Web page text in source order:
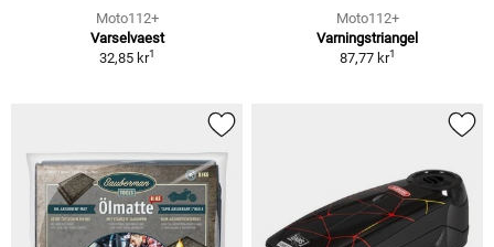
Moto112+
Varselvaest
32,85 kr1
Moto112+
Varningstriangel
87,77 kr1